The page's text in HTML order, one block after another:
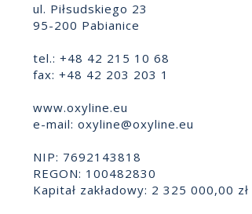
ul. Piłsudskiego 23
95-200 Pabianice
tel.: +48 42 215 10 68
fax: +48 42 203 203 1
www.oxyline.eu
e-mail: oxyline@oxyline.eu
NIP: 7692143818
REGON: 100482830
Kapitał zakładowy: 2 325 000,00 zł